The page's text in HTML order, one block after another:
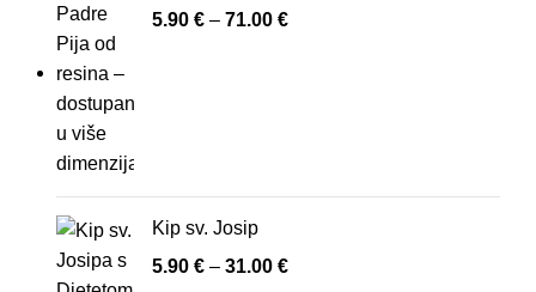
5.90 € – 71.00 €
Kip sv. Josip
5.90 € – 31.00 €